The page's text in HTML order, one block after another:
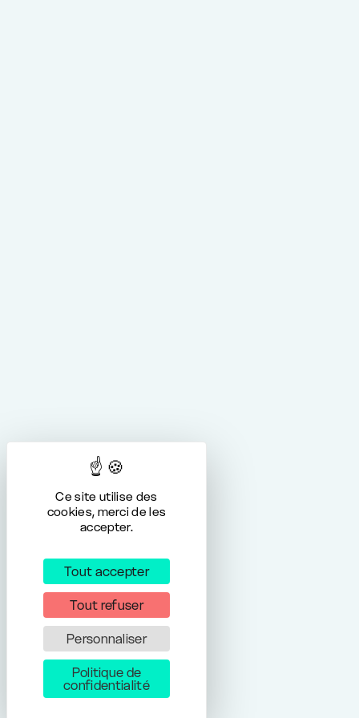
Ce site utilise des
cookies, merci de les
accepter.
Tout accepter
Tout refuser
Personnaliser
Politique de
confidentialité